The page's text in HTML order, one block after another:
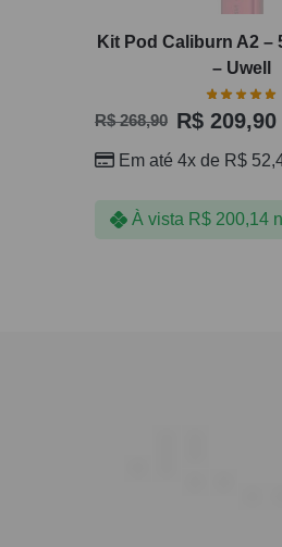
Kit Pod Caliburn A2 –
– Uwell
R$268,90 R$ 209,90
Em até 4x de R$
À vista R$200,14